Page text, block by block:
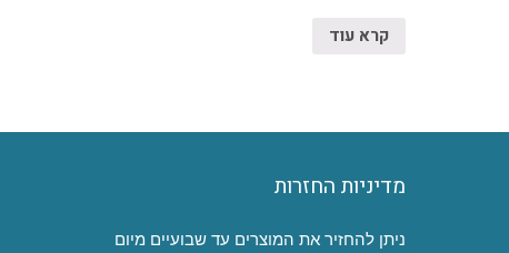
קרא עוד
מדיניות החזרות
ניתן להחזיר את המוצרים עד שבועיים מיום